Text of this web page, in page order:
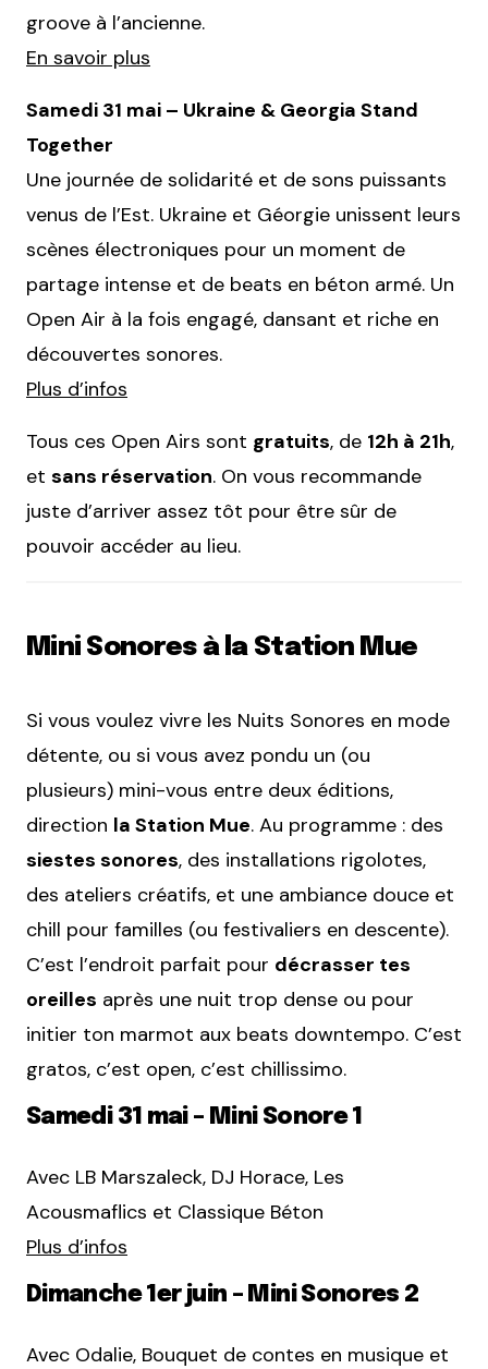
groove à l’ancienne.
En savoir plus
Samedi 31 mai – Ukraine & Georgia Stand
Together
Une journée de solidarité et de sons puissants
venus de l’Est. Ukraine et Géorgie unissent leurs
scènes électroniques pour un moment de
partage intense et de beats en béton armé. Un
Open Air à la fois engagé, dansant et riche en
découvertes sonores.
Plus d’infos
Tous ces Open Airs sont gratuits, de 12h à 21h,
et sans réservation. On vous recommande
juste d’arriver assez tôt pour être sûr de
pouvoir accéder au lieu.
Mini Sonores à la Station Mue
Si vous voulez vivre les Nuits Sonores en mode
détente, ou si vous avez pondu un (ou
plusieurs) mini-vous entre deux éditions,
direction la Station Mue. Au programme : des
siestes sonores, des installations rigolotes,
des ateliers créatifs, et une ambiance douce et
chill pour familles (ou festivaliers en descente).
C’est l’endroit parfait pour décrasser tes
oreilles après une nuit trop dense ou pour
initier ton marmot aux beats downtempo. C’est
gratos, c’est open, c’est chillissimo.
Samedi 31 mai – Mini Sonore 1
Avec LB Marszaleck, DJ Horace, Les
Acousmaflics et Classique Béton
Plus d’infos
Dimanche 1er juin – Mini Sonores 2
Avec Odalie, Bouquet de contes en musique et